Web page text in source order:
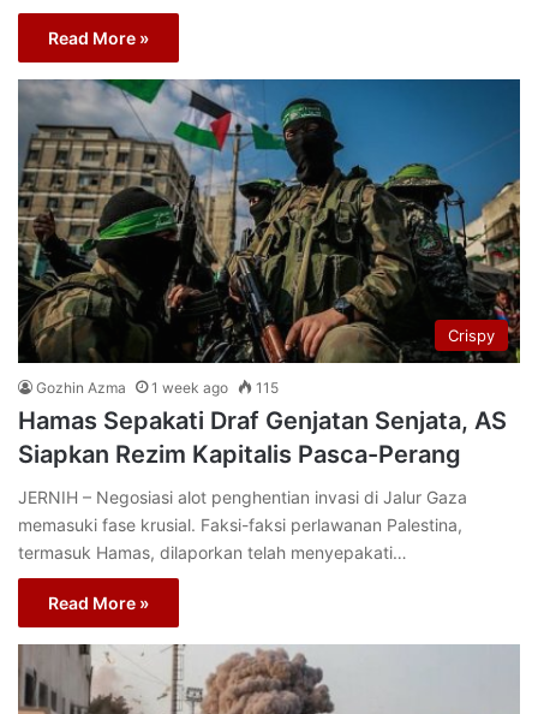
Read More »
Crispy
Gozhin Azma 1 week ago 115
Hamas Sepakati Draf Genjatan Senjata, AS
Siapkan Rezim Kapitalis Pasca-Perang
JERNIH – Negosiasi alot penghentian invasi di Jalur Gaza
memasuki fase krusial. Faksi-faksi perlawanan Palestina,
termasuk Hamas, dilaporkan telah menyepakati…
Read More »